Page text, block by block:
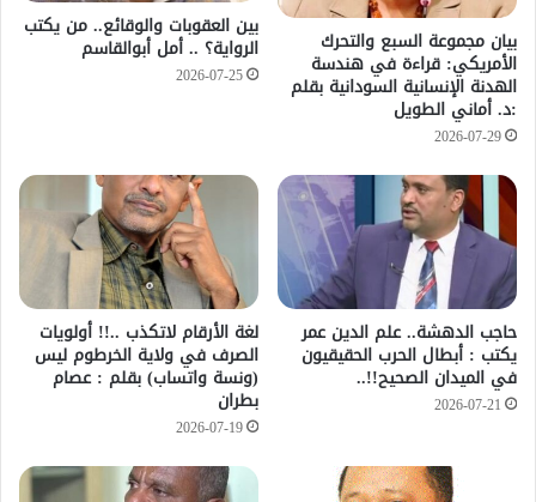
بيان مجموعة السبع والتحرك
الأمريكي: قراءة في هندسة
الهدنة الإنسانية السودانية بقلم
:د. أماني الطويل
2026-07-29
بين العقوبات والوقائع.. من يكتب
الرواية؟ .. أمل أبوالقاسم
2026-07-25
حاجب الدهشة.. علم الدين عمر
يكتب : أبطال الحرب الحقيقيون
في الميدان الصحيح!!..
2026-07-21
لغة الأرقام لاتكذب ..!! أولويات
الصرف في ولاية الخرطوم ليس
(ونسة واتساب) بقلم : عصام
بطران
2026-07-19